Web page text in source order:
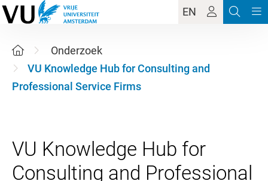
EN
Onderzoek
VU Knowledge Hub for Consulting and
Professional Service Firms
VU Knowledge Hub for
Consulting and Professional